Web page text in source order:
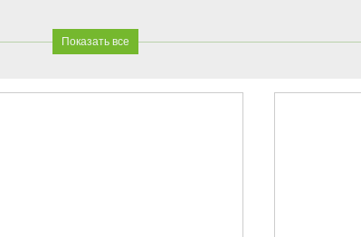
Показать все